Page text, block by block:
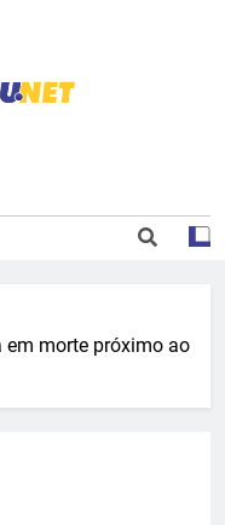
–
E
Do
sobre esportes e
morte próximo ao